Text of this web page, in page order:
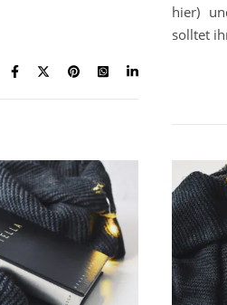
hier)
solltet